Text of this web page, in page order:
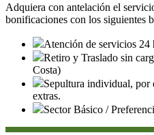
Adquiera con antelación el
bonificaciones con los siguientes
Atención de servicios 24
Retiro y Traslado sin
Costa)
Sepultura individual, por
extras.
Sector Básico /